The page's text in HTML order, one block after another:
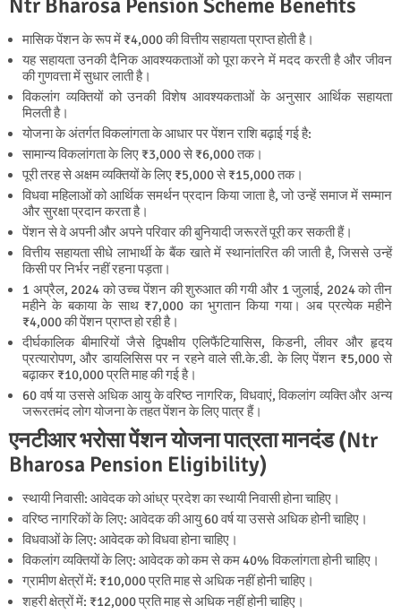
मासिक पेंशन के रूप में ₹4,000 की वित्तीय सहायता प्राप्त होती है।
यह सहायता उनकी दैनिक आवश्यकताओं को पूरा करने में मदद करती है और जीवन
की गुणवत्ता में सुधार लाती है।
विकलांग व्यक्तियों को उनकी विशेष आवश्यकताओं के अनुसार आर्थिक सहायता
मिलती है।
योजना के अंतर्गत विकलांगता के आधार पर पेंशन राशि बढ़ाई गई है:
सामान्य विकलांगता के लिए ₹3,000 से ₹6,000 तक।
पूरी तरह से अक्षम व्यक्तियों के लिए ₹5,000 से ₹15,000 तक।
विधवा महिलाओं को आर्थिक समर्थन प्रदान किया जाता है, जो उन्हें समाज में सम्मान
और सुरक्षा प्रदान करता है।
पेंशन से वे अपनी और अपने परिवार की बुनियादी जरूरतें पूरी कर सकती हैं।
वित्तीय सहायता सीधे लाभार्थी के बैंक खाते में स्थानांतरित की जाती है, जिससे उन्हें
किसी पर निर्भर नहीं रहना पड़ता।
1 अप्रैल, 2024 को उच्च पेंशन की शुरुआत की गयी और 1 जुलाई, 2024 को तीन
महीने के बकाया के साथ ₹7,000 का भुगतान किया गया। अब प्रत्येक महीने
₹4,000 की पेंशन प्राप्त हो रही है।
दीर्घकालिक बीमारियों जैसे द्विपक्षीय एलिफैंटियासिस, किडनी, लीवर और हृदय
प्रत्यारोपण, और डायलिसिस पर न रहने वाले सी.के.डी. के लिए पेंशन ₹5,000 से
बढ़ाकर ₹10,000 प्रति माह की गई है।
60 वर्ष या उससे अधिक आयु के वरिष्ठ नागरिक, विधवाएं, विकलांग व्यक्ति और अन्य
जरूरतमंद लोग योजना के तहत पेंशन के लिए पात्र हैं।
एनटीआर भरोसा पेंशन योजना पात्रता मानदंड (Ntr
Bharosa Pension Eligibility)
स्थायी निवासी: आवेदक को आंध्र प्रदेश का स्थायी निवासी होना चाहिए।
वरिष्ठ नागरिकों के लिए: आवेदक की आयु 60 वर्ष या उससे अधिक होनी चाहिए।
विधवाओं के लिए: आवेदक को विधवा होना चाहिए।
विकलांग व्यक्तियों के लिए: आवेदक को कम से कम 40% विकलांगता होनी चाहिए।
ग्रामीण क्षेत्रों में: ₹10,000 प्रति माह से अधिक नहीं होनी चाहिए।
शहरी क्षेत्रों में: ₹12,000 प्रति माह से अधिक नहीं होनी चाहिए।